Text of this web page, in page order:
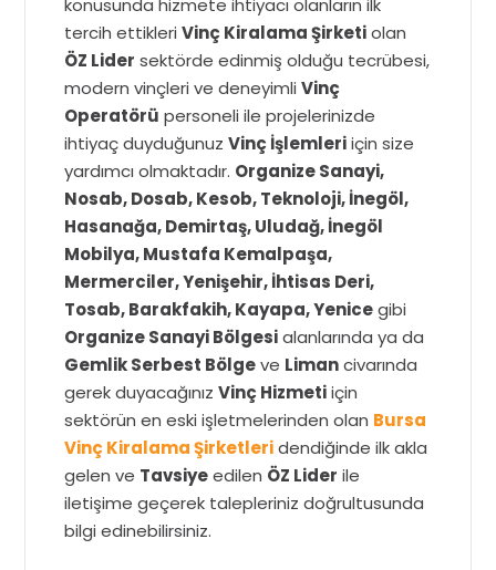
konusunda hizmete ihtiyacı olanların ilk
tercih ettikleriVinç Kiralama Şirketiolan
ÖZ Lider sektörde edinmiş olduğu tecrübesi,
modern vinçleri ve deneyimliVinç
Operatörü personeli ile projelerinizde
ihtiyaç duyduğunuzVinç İşlemleriiçin size
yardımcı olmaktadır. Organize Sanayi,
Nosab, Dosab, Kesob, Teknoloji, İnegöl,
Hasanağa, Demirtaş, Uludağ, İnegöl
Mobilya, Mustafa Kemalpaşa,
Mermerciler, Yenişehir, İhtisas Deri,
Tosab, Barakfakih, Kayapa, Yenicegibi
Organize Sanayi Bölgesialanlarında ya da
Gemlik Serbest Bölgeve Limancivarında
gerek duyacağınızVinç Hizmetiiçin
sektörün en eski işletmelerinden olan Bursa
Vinç Kiralama Şirketleridendiğinde ilk akla
gelen ve Tavsiyeedilen ÖZ Lider ile
iletişime geçerek talepleriniz doğrultusunda
bilgi edinebilirsiniz.